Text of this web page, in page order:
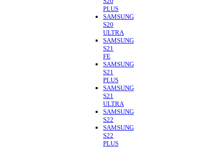
PLUS
SAMSUNG
S20
ULTRA
SAMSUNG
S21
FE
SAMSUNG
S21
PLUS
SAMSUNG
S21
ULTRA
SAMSUNG
S22
SAMSUNG
S22
PLUS